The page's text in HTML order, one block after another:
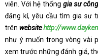
viên. Với hệ thống gia sư
đăng kí, yêu cầu tìm gia sư
trên websitehttp://
như ý muốn trong vòng vài
xem trước những đánh giá,